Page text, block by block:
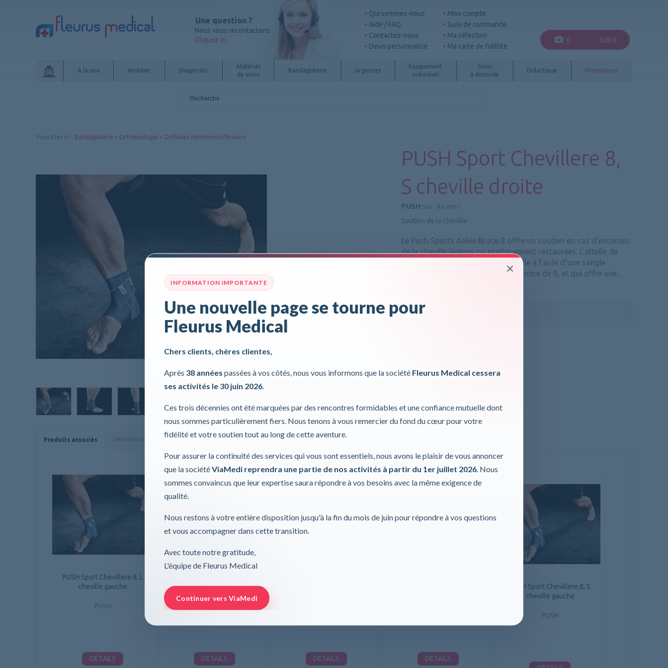
×
INFORMATION IMPORTANTE
Une nouvelle page se tourne pour
Fleurus Medical
Chers clients, chères clientes,
Après 38 années passées à vos côtés, nous vous informons que la société Fleurus Medical cessera
ses activités le 30 juin 2026
Ces trois décennies ont été marquées par des rencontres formidables et une confiance mutuelle dont
nous sommes particulièrement fiers. Nous tenons à vous remercier du fond du cœur pour votre
fidélité et votre soutien tout au long de cette aventure.
Pour assurer la continuité des services qui vous sont essentiels, nous avons le plaisir de vous annoncer
que la sociétéViaMedi reprendra une partie de nos activités à partir du 1er juillet 2026 . Nous
sommes convaincus que leur expertise saura répondre à vos besoins avec la même exigence de
qualité.
Nous restons à votre entière disposition jusqu'à la fin du mois de juin pour répondre à vos questions
et vous accompagner dans cette transition.
Avec toute notre gratitude,
L'équipe de Fleurus Medical
Continuer vers ViaMedi
Une question ?
Nous vous recontactons
Cliquez ici
Qui sommes-nous
Aide / FAQ
Contactez-nous
Devis personnalisé
Mon compte
Suivi de commande
Ma sélection
Ma carte de fidélité
0 0,00 €
A la une Mobilier Diagnostic
Matériel
de soins
Bandagisterie Urgences
Equipement
individuel
Soins
à domicile
Didactique Promotions
Vous êtes ici Bandagisterie » Orthésiologie » Orthèses membres inférieurs
PUSH Sport Chevillere 8,
S cheville droite
PUSH SKU : BA.00610
Soutien de la cheville
Le Push Sports Ankle Brace 8 offre un soutien en cas d'entorses
de la cheville légères ou pratiquement restaurées. L'attelle de
cheville ultra fine stabilise la cheville à l'aide d'une sangle
enroulée autour de la cheville en forme de 8, et qui offre une...
Incl. 0,00% TVA
Produits associés Caractéristiques Données techniques
PUSH Sport Chevillere 8, L
cheville gauche
PUSH
DÉTAILS
cheville droite
DÉTAILS DÉTAILS DÉTAILS
PUSH Sport Chevillere 8, S
cheville gauche
PUSH